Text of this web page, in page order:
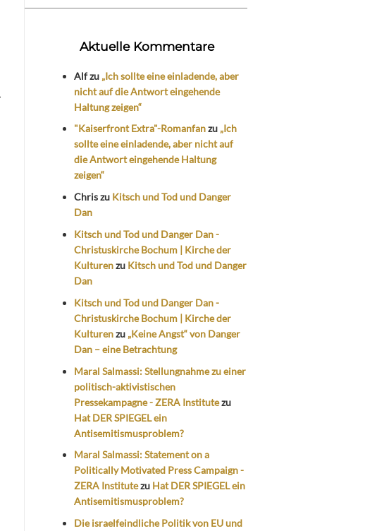
Aktuelle Kommentare
Alfzu „Ich sollte eine einladende, aber
nicht auf die Antwort eingehende
Haltung zeigen“
"Kaiserfront Extra"-Romanfanzu „Ich
sollte eine einladende, aber nicht auf
die Antwort eingehende Haltung
zeigen“
Chriszu Kitsch und Tod und Danger
Dan
Kitsch und Tod und Danger Dan -
Christuskirche Bochum | Kirche der
Kulturenzu Kitsch und Tod und Danger
Dan
Kitsch und Tod und Danger Dan -
Christuskirche Bochum | Kirche der
Kulturenzu „Keine Angst“ von Danger
Dan – eine Betrachtung
Maral Salmassi: Stellungnahme zu einer
politisch-aktivistischen
Pressekampagne - ZERA Institutezu
Hat DER SPIEGEL ein
Antisemitismusproblem?
Maral Salmassi: Statement on a
Politically Motivated Press Campaign -
ZERA Institutezu Hat DER SPIEGEL ein
Antisemitismusproblem?
Die israelfeindliche Politik von EU und